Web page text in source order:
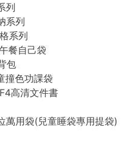
列
系列
系列
餐自己袋
包
撞色功課袋
高清文件書
萬用袋(兒童睡袋專用提袋)